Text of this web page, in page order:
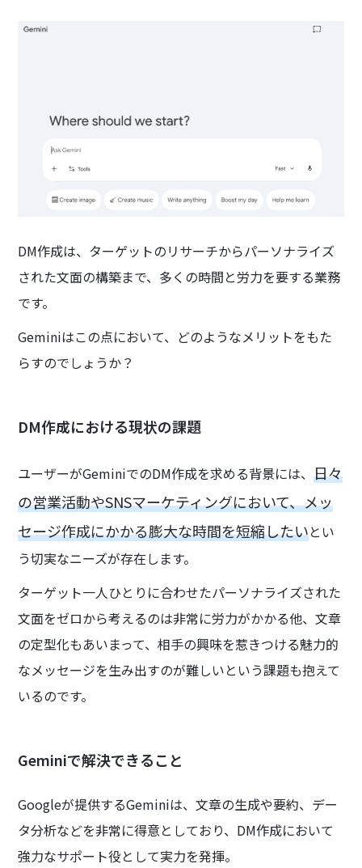
DM作成は、ターゲットのリサーチからパーソナライズ
された文面の構築まで、多くの時間と労力を要する業務
です。
Geminiはこの点において、どのようなメリットをもた
らすのでしょうか？
DM作成における現状の課題
ユーザーがGeminiでのDM作成を求める背景には、日々
の営業活動やSNSマーケティングにおいて、メッ
セージ作成にかかる膨大な時間を短縮したいとい
う切実なニーズが存在します。
ターゲット一人ひとりに合わせたパーソナライズされた
文面をゼロから考えるのは非常に労力がかかる他、文章
の定型化もあいまって、相手の興味を惹きつける魅力的
なメッセージを生み出すのが難しいという課題も抱えて
いるのです。
Geminiで解決できること
Googleが提供するGeminiは、文章の生成や要約、デー
タ分析などを非常に得意としており、DM作成において
強力なサポート役として実力を発揮。